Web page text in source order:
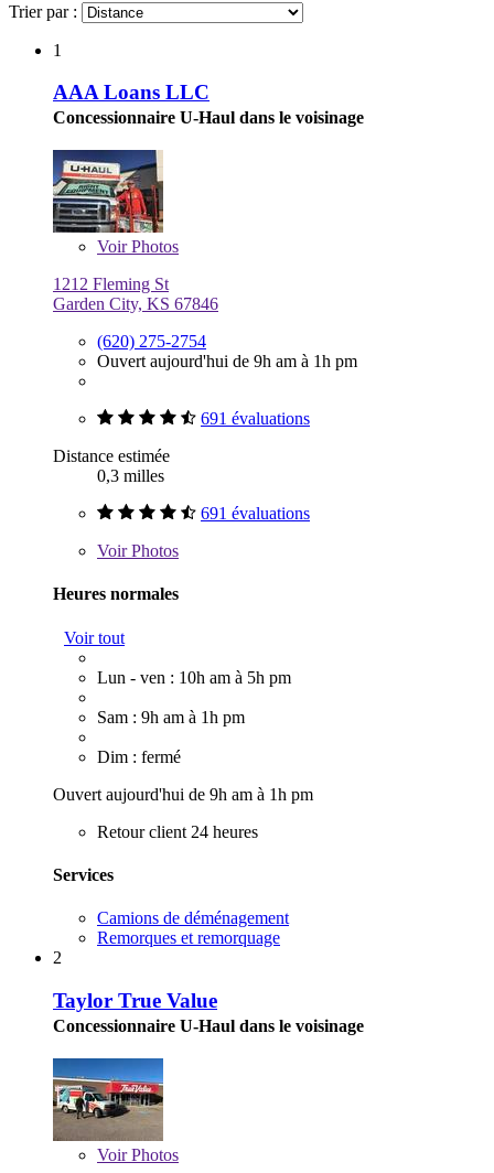
Trier par :
1
AAA Loans LLC
Concessionnaire U-Haul dans le voisinage
VoirPhotos
1212 Fleming St
Garden City, KS 67846
(620) 275-2754
Ouvert aujourd'hui de 9h am à 1h pm
691 évaluations
Distance estimée
0,3 milles
691 évaluations
VoirPhotos
Heures normales
Voir tout
Lun - ven : 10h am à 5h pm
Sam : 9h am à 1h pm
Dim : fermé
Ouvert aujourd'hui de 9h am à 1h pm
Retour client 24 heures
Services
Camions de déménagement
Remorques et remorquage
2
Taylor True Value
Concessionnaire U-Haul dans le voisinage
VoirPhotos